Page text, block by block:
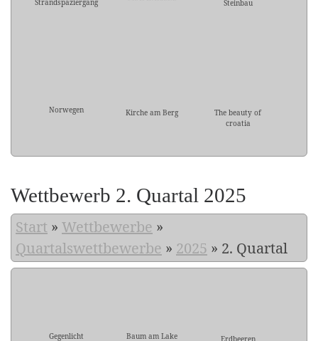
Strandspaziergang Steinbau
Norwegen Kirche am Berg
The beauty of
croatia
Wettbewerb 2. Quartal 2025
Start » Wettbewerbe »
Quartalswettbewerbe » 2025 » 2. Quartal
Gegenlicht Baum am Lake Erdbeeren